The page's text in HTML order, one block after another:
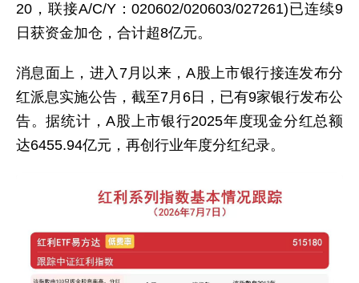
20，联接A/C/Y：020602/020603/027261)已连续9
日获资金加仓，合计超8亿元。
消息面上，进入7月以来，A股上市银行接连发布分
红派息实施公告，截至7月6日，已有9家银行发布公
告。据统计，A股上市银行2025年度现金分红总额
达6455.94亿元，再创行业年度分红纪录。